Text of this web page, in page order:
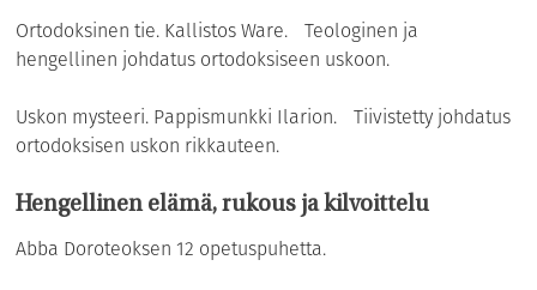
Ortodoksinen tie. Kallistos Ware. Teologinen ja
hengellinen johdatus ortodoksiseen uskoon.
Uskon mysteeri. Pappismunkki Ilarion. Tiivistetty johdatus
ortodoksisen uskon rikkauteen.
Hengellinen elämä, rukous ja kilvoittelu
Abba Doroteoksen 12 opetuspuhetta.